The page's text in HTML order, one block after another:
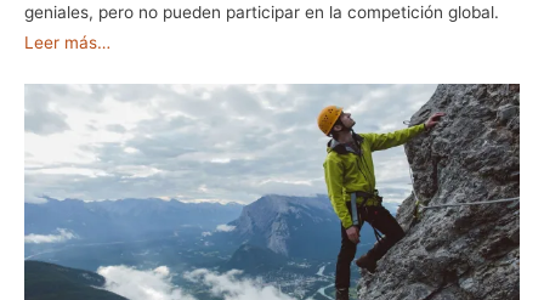
geniales, pero no pueden participar en la competición global.
Leer más…